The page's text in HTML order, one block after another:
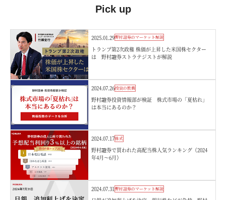
Pick up
2025.01.29野村證券のマーケット解説
トランプ第2次政権 株価が上昇した米国株セクター
は 野村證券ストラテジストが解説
2024.07.26投資の教養
野村證券投資情報部が検証 株式市場の「夏枯れ」
は本当にあるのか？
2024.07.17株式
野村證券で買われた高配当株人気ランキング（2024
年4月～6月）
2024.07.31野村證券のマーケット解説